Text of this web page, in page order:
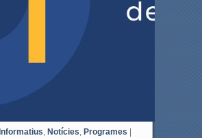
Informatius, Notícies, Programes